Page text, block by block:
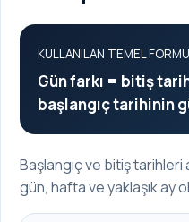
KULLANILAN TEMEL
Gün farkı = bitiş
başlangıç tarihinin
Başlangıç ve bitiş tarihleri
gün, hafta ve yaklaşık ay